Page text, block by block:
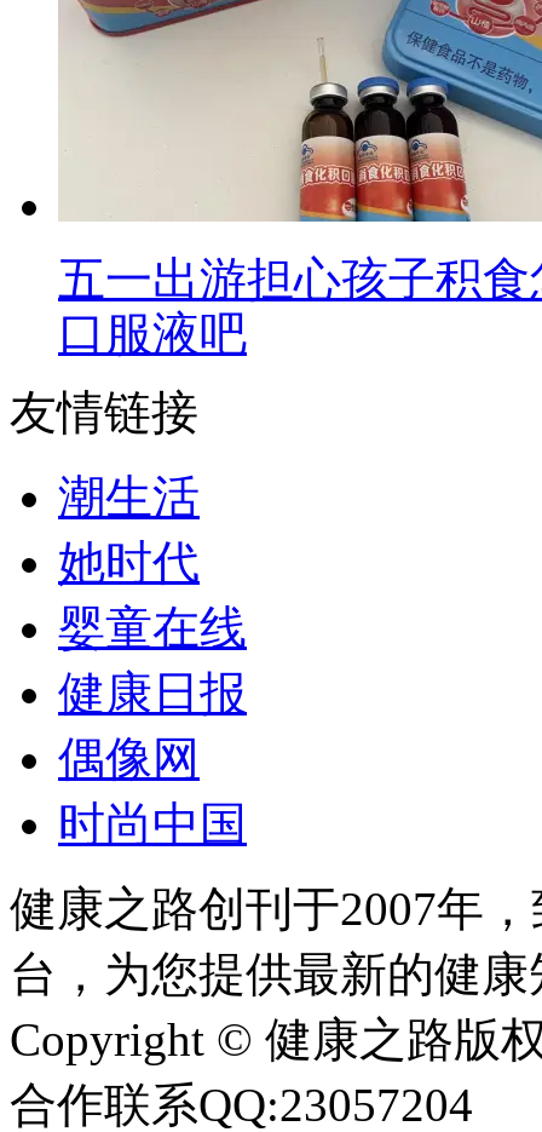
五一出游担心孩子积
口服液吧
友情链接
潮生活
她时代
婴童在线
健康日报
偶像网
时尚中国
健康之路创刊于2007年
台，为您提供最新的健康
Copyright © 健康之路版
合作联系QQ:23057204